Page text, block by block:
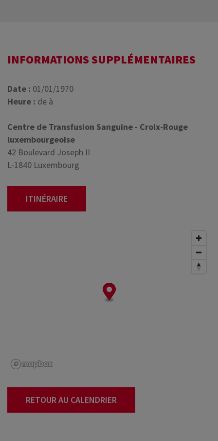
INFORMATIONS SUPPLÉMENTAIRES
Date : 01/01/1970
Heure : de à
Centre de Transfusion Sanguine - Croix-Rouge
luxembourgeoise
42 Boulevard Joseph II
L-1840 Luxembourg
ITINÉRAIRE
RETOUR AU CALENDRIER